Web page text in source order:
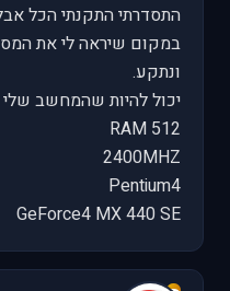
התסדרתי התקנתי הכל
במקום שיראה לי את
ונתקע.
יכול להיות שהמחשב
512 RAM
2400MHZ
Pentium4
GeForce4 MX 440 SE